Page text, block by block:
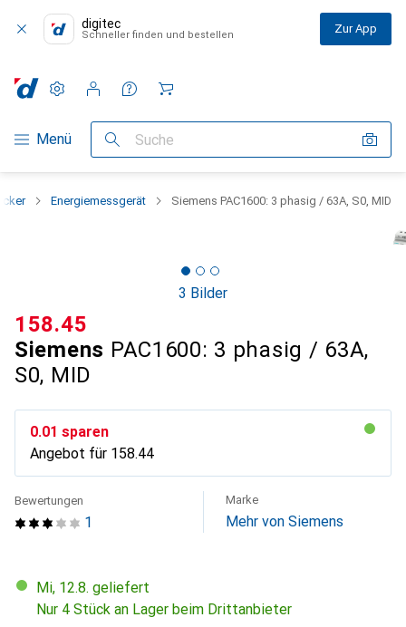
digitec
Schneller finden und bestellen Zur App
Navigation nach Kategorien
Menü Suche
Einstellungen
Kundenkonto
Vergleichslisten
Merklisten
Warenkorb
Energiemessgerät Siemens PAC1600: 3 phasig / 63A, S0, MID
3 Bilder
Siemens PAC1600: 3 phasig / 63A,
S0, MID
CHF
158.45
CHF
0.01 sparen
Angebot für CHF
158.44
1
Bewertungen Marke
Mehr von Siemens
Mi, 12.8. geliefert
Nur 4 Stück an Lager beim Drittanbieter